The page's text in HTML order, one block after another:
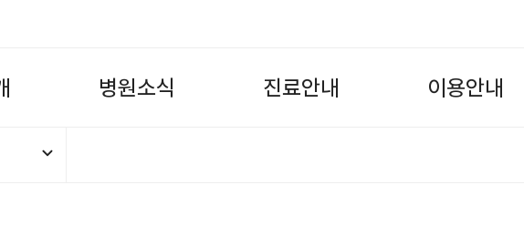
병원소식 진료안내 이용안내